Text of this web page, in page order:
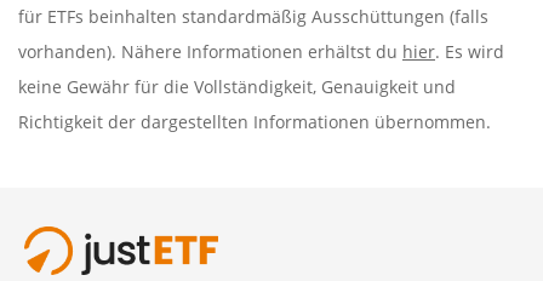
für ETFs beinhalten standardmäßig Ausschüttungen (falls
vorhanden). Nähere Informationen erhältst du hier. Es wird
keine Gewähr für die Vollständigkeit, Genauigkeit und
Richtigkeit der dargestellten Informationen übernommen.